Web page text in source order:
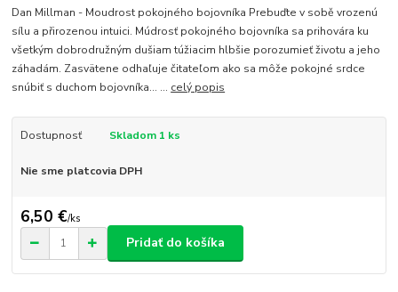
Dan Millman - Moudrost pokojného bojovníka Prebuďte v sobě vrozenú
sílu a přirozenou intuici. Múdrosť pokojného bojovníka sa prihovára ku
všetkým dobrodružným dušiam túžiacim hlbšie porozumieť životu a jeho
záhadám. Zasvätene odhaľuje čitateľom ako sa môže pokojné srdce
snúbiť s duchom bojovníka... ... celý popis
Dostupnosť Skladom 1 ks
Nie sme platcovia DPH
6,50 €/ks
Pridať do košíka